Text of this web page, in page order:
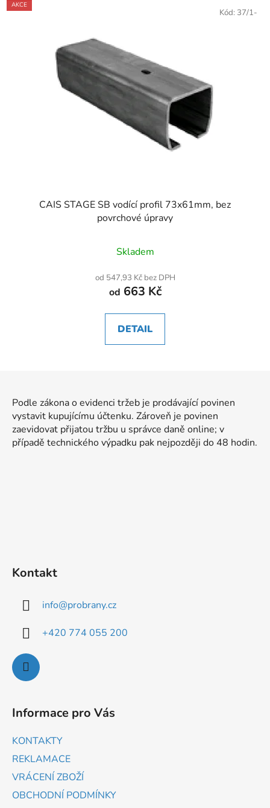
AKCE
CAIS STAGE SB vodící profil 73x61mm, bez
povrchové úpravy
Skladem
od 547,93 Kč bez DPH
od 663 Kč
DETAIL
Kód: 37/1-
Podle zákona o evidenci tržeb je prodávající povinen
vystavit kupujícímu účtenku. Zároveň je povinen
zaevidovat přijatou tržbu u správce daně online; v
případě technického výpadku pak nejpozději do 48 hodin.
Kontakt
info@probrany.cz
+420 774 055 200
Informace pro Vás
KONTAKTY
REKLAMACE
VRÁCENÍ ZBOŽÍ
OBCHODNÍ PODMÍNKY